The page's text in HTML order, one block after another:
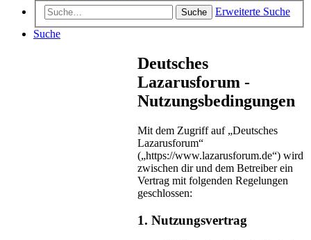
Suche
Erweiterte Suche
Suche
Deutsches
Lazarusforum -
Nutzungsbedingungen
Mit dem Zugriff auf „Deutsches
Lazarusforum“
(„https://www.lazarusforum.de“) wird
zwischen dir und dem Betreiber ein
Vertrag mit folgenden Regelungen
geschlossen:
1. Nutzungsvertrag